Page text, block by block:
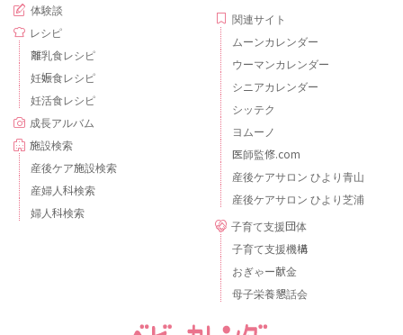
体験談
レシピ
離乳食レシピ
妊娠食レシピ
妊活食レシピ
成長アルバム
施設検索
産後ケア施設検索
産婦人科検索
婦人科検索
関連サイト
ムーンカレンダー
ウーマンカレンダー
シニアカレンダー
シッテク
ヨムーノ
医師監修.com
産後ケアサロン ひより青山
産後ケアサロン ひより芝浦
子育て支援団体
子育て支援機構
おぎゃー献金
母子栄養懇話会